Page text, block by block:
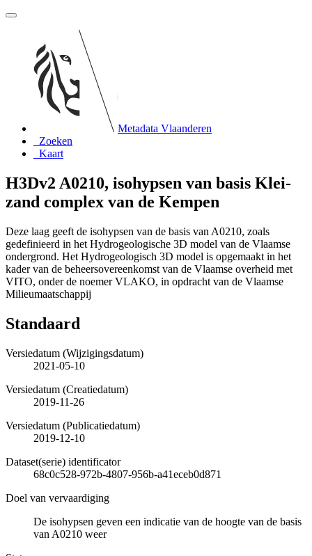
Metadata Vlaanderen
Zoeken
Kaart
H3Dv2 A0210, isohypsen van basis Klei-
zand complex van de Kempen
Deze laag geeft de isohypsen van de basis van A0210, zoals
gedefinieerd in het Hydrogeologische 3D model van de Vlaamse
ondergrond. Het Hydrogeologisch 3D model is opgemaakt in het
kader van de beheersovereenkomst van de Vlaamse overheid met
VITO, onder de noemer VLAKO, in opdracht van de Vlaamse
Milieumaatschappij
Standaard
Versiedatum (Wijzigingsdatum)
2021-05-10
Versiedatum (Creatiedatum)
2019-11-26
Versiedatum (Publicatiedatum)
2019-12-10
Dataset(serie) identificator
68c0c528-972b-4807-956b-a41eceb0d871
Doel van vervaardiging
De isohypsen geven een indicatie van de hoogte van de basis
van A0210 weer